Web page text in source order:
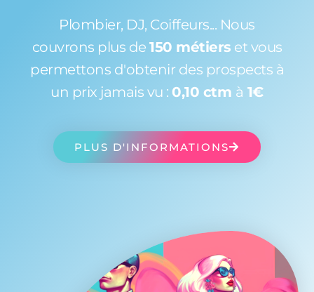
Plombier, DJ, Coiffeurs... Nous
couvrons plus de 150 métiers et vous
permettons d'obtenir des prospects à
un prix jamais vu : 0,10 ctm à 1€
PLUS D'INFORMATIONS